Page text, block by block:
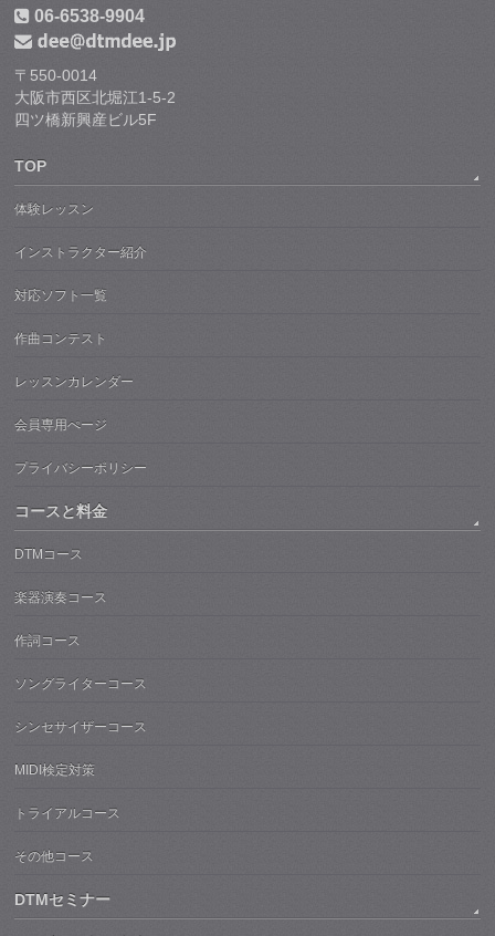
06-6538-9904
〒550-0014
大阪市西区北堀江1-5-2
四ツ橋新興産ビル5F
TOP
体験レッスン
インストラクター紹介
対応ソフト一覧
作曲コンテスト
レッスンカレンダー
会員専用ぺージ
プライバシーポリシー
コースと料金
DTMコース
楽器演奏コース
作詞コース
ソングライターコース
シンセサイザーコース
MIDI検定対策
トライアルコース
その他コース
DTMセミナー